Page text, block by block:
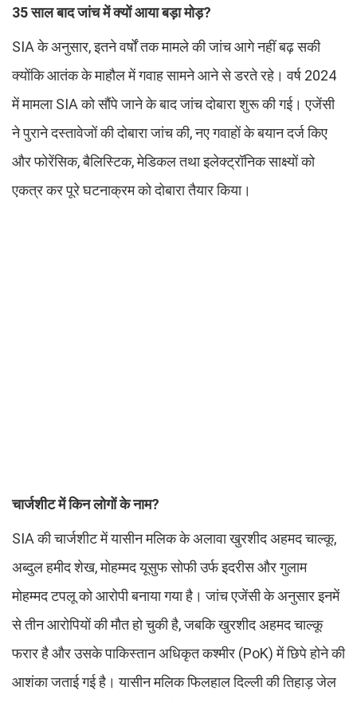
35 साल बाद जांच में क्यों आया बड़ा मोड़?
SIA के अनुसार, इतने वर्षों तक मामले की जांच आगे नहीं बढ़ सकी
क्योंकि आतंक के माहौल में गवाह सामने आने से डरते रहे। वर्ष 2024
में मामला SIA को सौंपे जाने के बाद जांच दोबारा शुरू की गई। एजेंसी
ने पुराने दस्तावेजों की दोबारा जांच की, नए गवाहों के बयान दर्ज किए
और फोरेंसिक, बैलिस्टिक, मेडिकल तथा इलेक्ट्रॉनिक साक्ष्यों को
एकत्र कर पूरे घटनाक्रम को दोबारा तैयार किया।
चार्जशीट में किन लोगों के नाम?
SIA की चार्जशीट में यासीन मलिक के अलावा खुरशीद अहमद चाल्कू,
अब्दुल हमीद शेख, मोहम्मद यूसुफ सोफी उर्फ इदरीस और गुलाम
मोहम्मद टपलू को आरोपी बनाया गया है। जांच एजेंसी के अनुसार इनमें
से तीन आरोपियों की मौत हो चुकी है, जबकि खुरशीद अहमद चाल्कू
फरार है और उसके पाकिस्तान अधिकृत कश्मीर (PoK) में छिपे होने की
आशंका जताई गई है। यासीन मलिक फिलहाल दिल्ली की तिहाड़ जेल